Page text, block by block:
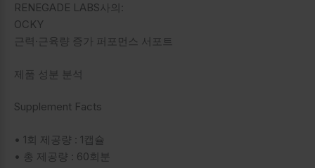
RENEGADE LABS사의:
OCKY
근력·근육량 증가 퍼포먼스 서포트
제품 성분 분석
Supplement Facts
• 1회 제공량 : 1캡슐
• 총 제공량 : 60회분